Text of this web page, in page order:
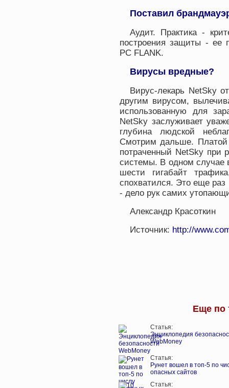
Поставил
Аудит. Практика -
построения защиты - ее
PC FLANK.
Вирусы вредные?
Вирус-лекарь NetSky
другим вирусом,
использованную для
NetSky заслуживает
глубина людской
Смотрим дальше. Платой
потраченный NetSky при
системы. В одном случае
шести гигабайт
спохватился. Это еще раз
- дело рук самих
Александр Красоткин
Источник: http://
Еще по
Статья:
Энциклопедия
WebMoney
Статья:
Рунет вошел в топ-5 по
опасных сайтов
Статья: